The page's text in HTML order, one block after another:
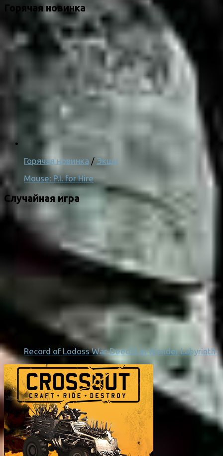
Горячая новинка
Горячая новинка / Экшн
Mouse: P.I. for Hire
Случайная игра
Record of Lodoss War-Deedlit in Wonder Labyrinth-